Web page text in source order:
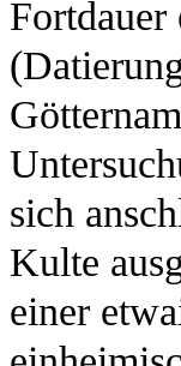
Fortdauer
sich
Kulte
einer